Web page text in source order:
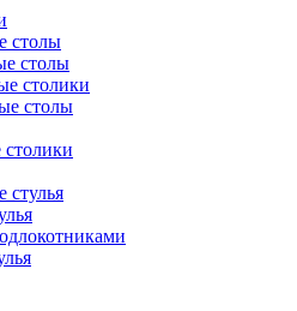
столы
столы
столики
столы
столики
стулья